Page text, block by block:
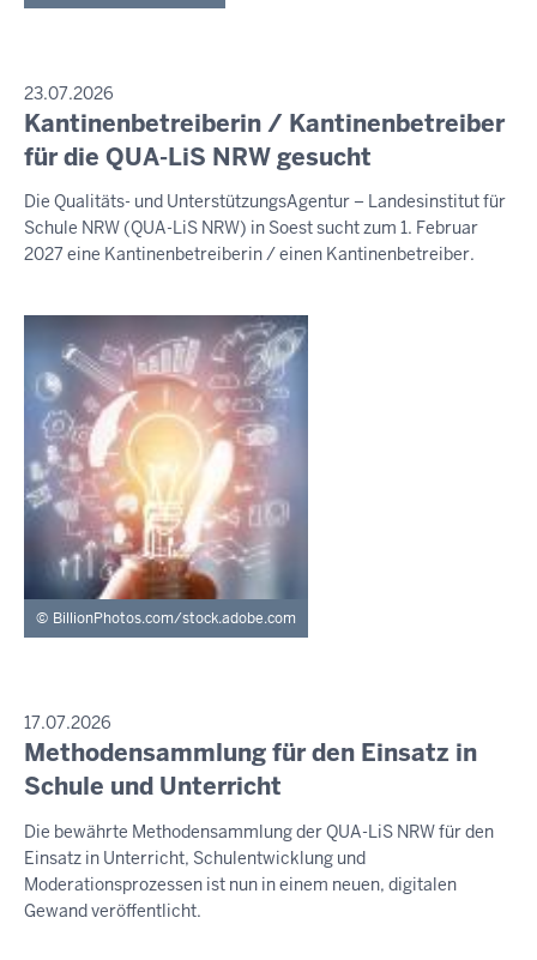
PRESSEMITTEILUNG
23.07.2026
Samstag,
8.
2026
-
Kantinenbetreiberin / Kantinenbetreiber
für die QUA-LiS NRW gesucht
Die Qualitäts- und UnterstützungsAgentur – Landesinstitut für
Schule NRW (QUA-LiS NRW) in Soest sucht zum 1. Februar
2027 eine Kantinenbetreiberin / einen Kantinenbetreiber.
BillionPhotos.com/stock.adobe.com
PRESSEMITTEILUNG
17.07.2026
Samstag,
8.
2026
-
13:32
Methodensammlung für den Einsatz in
Schule und Unterricht
Die bewährte Methodensammlung der QUA-LiS NRW für den
Einsatz in Unterricht, Schulentwicklung und
Moderationsprozessen ist nun in einem neuen, digitalen
Gewand veröffentlicht.